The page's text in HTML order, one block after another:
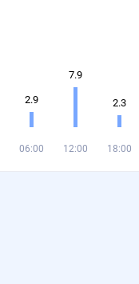
2.9
06:00
7.9
12:00
2.3
18:00